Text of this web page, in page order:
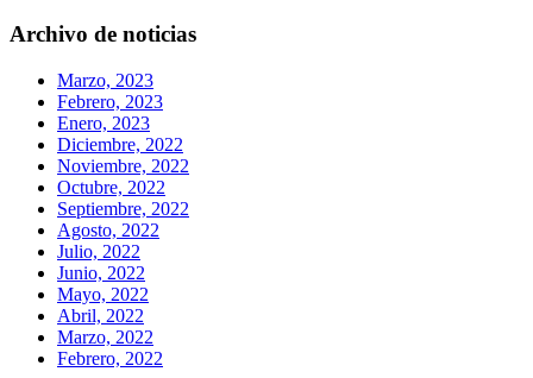
Archivo de noticias
Marzo, 2023
Febrero, 2023
Enero, 2023
Diciembre, 2022
Noviembre, 2022
Octubre, 2022
Septiembre, 2022
Agosto, 2022
Julio, 2022
Junio, 2022
Mayo, 2022
Abril, 2022
Marzo, 2022
Febrero, 2022